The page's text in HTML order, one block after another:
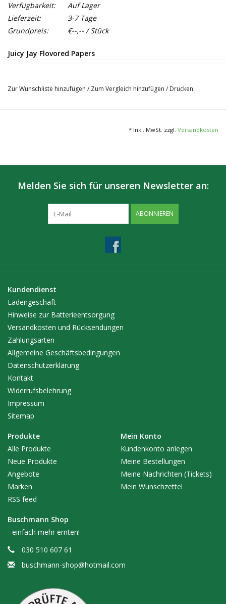
Verfügbarkeit:
Auf Lager
Lieferzeit:
3-7 Tage
Grundpreis:
€--,-- / Stück
Juicy Jay Flovored Papers
Triple-Dip Flaver System
Zur Wunschliste hinzufügen / Zum Vergleich hinzufügen / Drucken
* Inkl. MwSt. zzgl. Versandkosten
Melden Sie sich für unseren Newsletter an:
ABONNIEREN
Kundendienst
Ladengeschäft
Hinweise zur Batterieentsorgung
Versandkosten und Rücksendungen
Zahlungsarten
Allgemeine Geschäftsbedingungen
Datenschutzerklärung
Kontakt
Widerrufsbelehrung
Impressum
Sitemap
Produkte
Alle Produkte
Neue Produkte
Angebote
Marken
RSS feed
Mein Konto
Kundenkonto anlegen
Meine Bestellungen
Meine Nachrichten (Tickets)
Mein Wunschzettel
Buschmann Shop
- einfach mehr ernten! -
030 510 607 61
buschmann-shop@hotmail.com